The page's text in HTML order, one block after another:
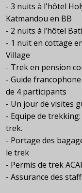
- 3 nuits à l'hôtel
Katmandou en BB
- 2 nuits à l’hôtel
- 1 nuit en cottage
Village
- Trek en pension
- Guide
de 4 participants
- Un jour de visites
- Equipe de
trek.
- Portage des
le trek
- Permis de trek
- Assurance des